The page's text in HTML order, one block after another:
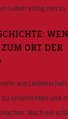
Leben völlig neu
ORT DER
aus
zu unterrichten und
Doch ein